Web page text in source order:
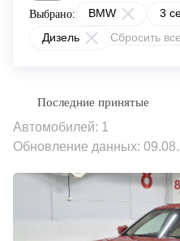
Выбрано: BMW 3
Дизель
Сбросить
Автомобилей: 1
Обновление данных: